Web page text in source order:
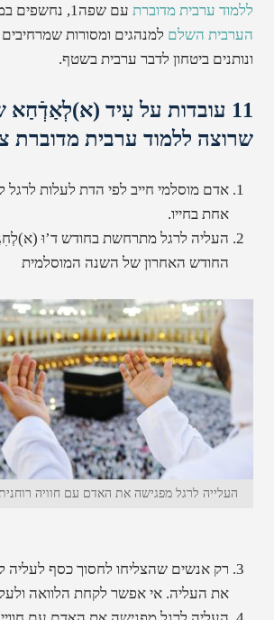
ללמוד ערבית מדוברתעם שפה1, נחשפים במהלך
הערבית השלםלמנהגים ומסורות
ונותנים ביטחון לדבר ערבית בשטף.
11 עובדות על עִיד (א)לְאַדְֿחַא
שרוצה ללמוד ערבית מדוברת
אדם מוסלמי חייב לפי הדת לעלות לרגל
אחת בחייו.
העליה לרגל מתרחשת בחודש ד’וּ
החודש האחרון של השנה המוסלמית
העלייה לרגל מפגישה את האדם עם חוויה רוחנית
רק אנשים שהצליחו לחסוך כסף לעליה
את העליה. אי אפשר לקחת הלוואה